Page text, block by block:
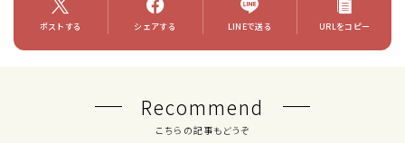
ポストする シェアする LINEで送る URLをコピー
Recommend
こちらの記事もどうぞ